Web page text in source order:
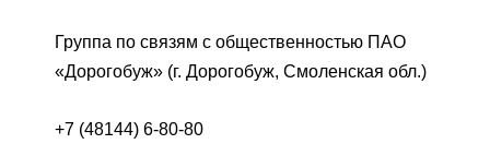
Группа по связям с общественностью ПАО
«Дорогобуж» (г. Дорогобуж, Смоленская обл.)
+7 (48144) 6-80-80